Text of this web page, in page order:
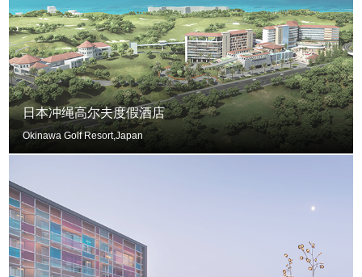
日本冲绳高尔夫度假酒店
Okinawa Golf Resort,Japan